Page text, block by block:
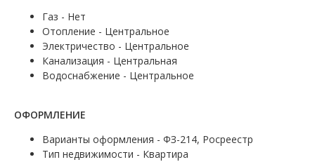
Газ - Нет
Отопление - Центральное
Электричество - Центральное
Канализация - Центральная
Водоснабжение - Центральное
ОФОРМЛЕНИЕ
Варианты оформления - ФЗ-214, Росреестр
Тип недвижимости - Квартира